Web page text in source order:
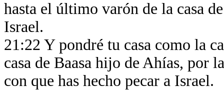
hasta el último varón de la casa
Israel.
21:22 Y pondré tu casa como la
casa de Baasa hijo de Ahías, por
con que has hecho pecar a Israel.